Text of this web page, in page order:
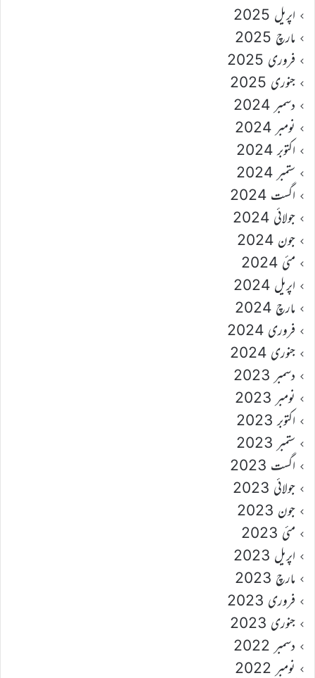
اپریل 2025
مارچ 2025
فروری 2025
جنوری 2025
دسمبر 2024
نومبر 2024
اکتوبر 2024
ستمبر 2024
اگست 2024
جولائی 2024
جون 2024
مئی 2024
اپریل 2024
مارچ 2024
فروری 2024
جنوری 2024
دسمبر 2023
نومبر 2023
اکتوبر 2023
ستمبر 2023
اگست 2023
جولائی 2023
جون 2023
مئی 2023
اپریل 2023
مارچ 2023
فروری 2023
جنوری 2023
دسمبر 2022
نومبر 2022